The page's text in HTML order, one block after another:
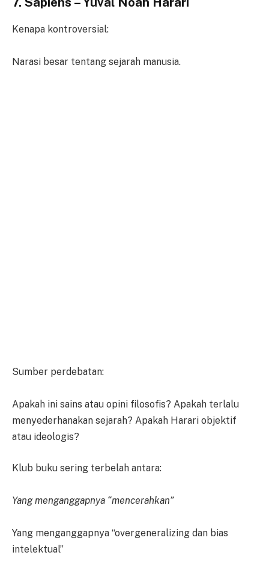
Kenapa kontroversial:
Narasi besar tentang sejarah manusia.
Sumber perdebatan:
Apakah ini sains atau opini filosofis? Apakah terlalu
menyederhanakan sejarah? Apakah Harari objektif
atau ideologis?
Klub buku sering terbelah antara:
Yang menganggapnya “mencerahkan”
Yang menganggapnya “overgeneralizing dan bias
intelektual”